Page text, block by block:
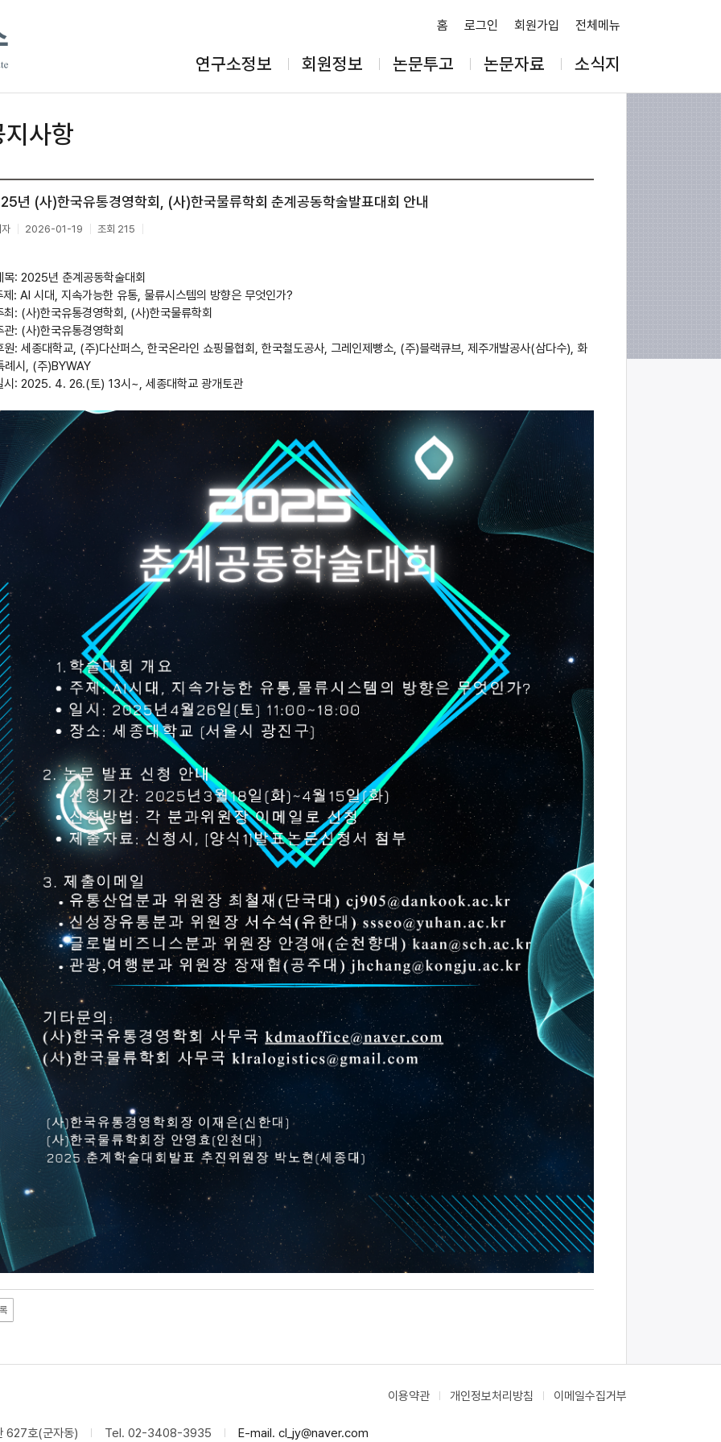
홈 로그인 회원가입 전체메뉴
연구소정보 회원정보 논문투고 논문자료 소식지
지사항
년 (사)한국유통경영학회, (사)한국물류학회 춘계공동학술발표대회 안내
2026-01-19 조회 215
목: 2025년 춘계공동학술대회
: AI 시대, 지속가능한 유통, 물류시스템의 방향은 무엇인가?
최: (사)한국유통경영학회, (사)한국물류학회
관: (사)한국유통경영학회
원: 세종대학교, (주)다산퍼스, 한국온라인 쇼핑몰협회, 한국철도공사, 그레인제빵소, (주)블랙큐브, 제주개발공사(삼다수), 화
례시, (주)BYWAY
시: 2025. 4. 26.(토) 13시~, 세종대학교 광개토관
이용약관 개인정보처리방침 이메일수집거부
627호(군자동) Tel. 02-3408-3935 E-mail. cl_jy@naver.com